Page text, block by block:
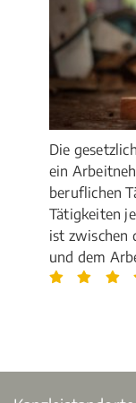
Die
ein
beruflichen
Tätigkeiten
ist zwischen
und dem